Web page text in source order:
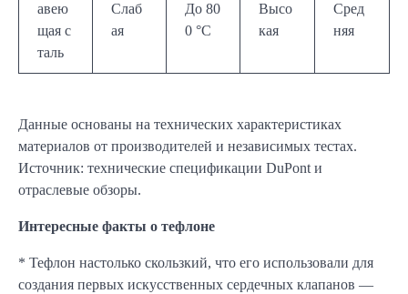
авею
щая с
таль
Слаб
ая
До 80
0 °C
Высо
кая
Сред
няя
Данные основаны на технических характеристиках
материалов от производителей и независимых тестах.
Источник: технические спецификации DuPont и
отраслевые обзоры.
Интересные факты о тефлоне
* Тефлон настолько скользкий, что его использовали для
создания первых искусственных сердечных клапанов —